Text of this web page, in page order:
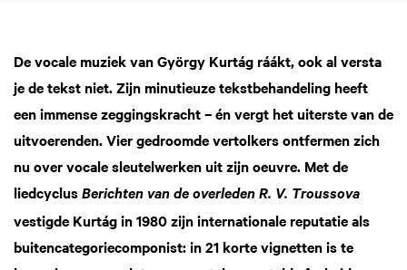
De vocale muziek van György Kurtág ráákt, ook al versta
je de tekst niet. Zijn minutieuze tekstbehandeling heeft
een immense zeggingskracht – én vergt het uiterste van de
uitvoerenden. Vier gedroomde vertolkers ontfermen zich
nu over vocale sleutelwerken uit zijn oeuvre. Met de
liedcyclus Berichten van de overleden R. V. Troussova
vestigde Kurtág in 1980 zijn internationale reputatie als
buitencategoriecomponist: in 21 korte vignetten is te